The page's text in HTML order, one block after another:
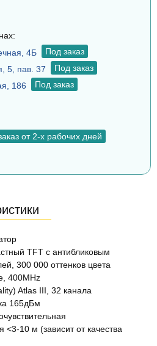
4Б
Под заказ
5, пав. 37
Под заказ
186 Под заказ
от 2-х рабочих дней
TFT с антибликовым
300 000 оттенков цвета
400MHz
Atlas III, 32 канала
165дБм
<3-10 м (зависит от качества